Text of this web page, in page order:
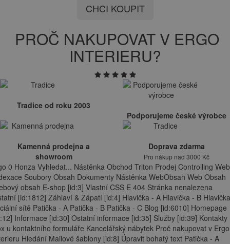
CHCI KOUPIT
PROČ NAKUPOVAT V ERGO
INTERIERU?
Tradice od roku 2003
Podporujeme české výrobce
Kamenná prodejna a
showroom
Doprava zdarma
Pro nákup nad 3000 Kč
0 Honza Vyhledat... Nástěnka Obchod Triton Prodej Controlling Web
Soubory Obsah Dokumenty Nástěnka WebObsah Web Obsah
obsah E-shop [id:3] Vlastní CSS E 404 Stránka nenalezena
[id:1812] Záhlaví & Zápatí [id:4] Hlavička - A Hlavička - B
sítě Patička - A Patička - B Patička - C Blog [id:6010] Homepage
Informace [id:30] Ostatní informace [id:35] Služby [id:39] Kontakty
u kontaktního formuláře Kancelářský nábytek Proč nakupovat v Ergo
Hledání Mailové šablony [id:8] Úpravit bohatý text Patička - A